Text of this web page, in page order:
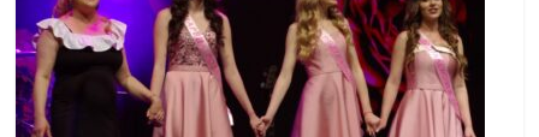
e
r
y
-